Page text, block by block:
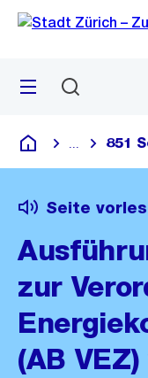
Navigation
Sprunglink
Menü
Deutsch
Blende alle
851
Seite
zur
(AB